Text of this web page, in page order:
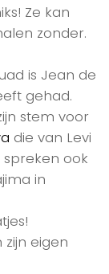
Ze kan
zonder.
is Jean de
gehad.
stem voor
die van Levi
ook
in
zijn eigen